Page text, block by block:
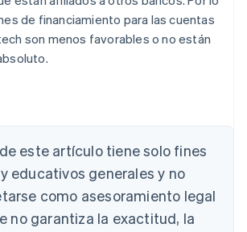
de financiamiento para las cuentas
son menos favorables o no están
este artículo tiene solo fines
educativos generales y no
como asesoramiento legal
no garantiza la exactitud, la